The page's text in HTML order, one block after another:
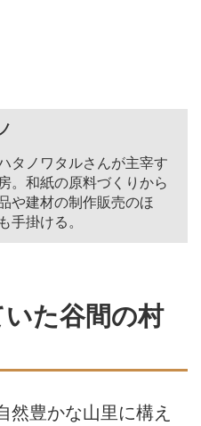
タノワタルさんが主宰す
。和紙の原料づくりから
や建材の制作販売のほ
手掛ける。
た谷間の村
然豊かな山里に構え